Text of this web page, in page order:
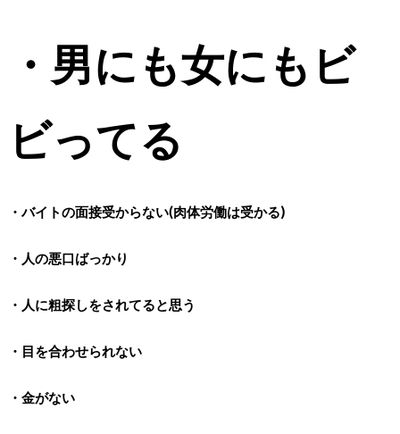
・男にも女にもビ
ビってる
・バイトの面接受からない(肉体労働は受かる)
・人の悪口ばっかり
・人に粗探しをされてると思う
・目を合わせられない
・金がない